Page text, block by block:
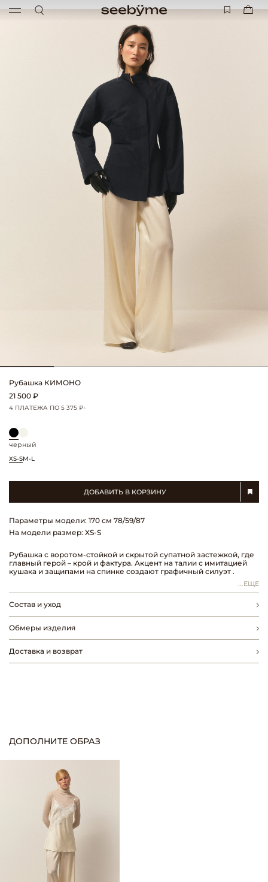
Рубашка КИМОНО
21 500 ₽
4 ПЛАТЕЖА ПО 5 375 ₽
ДОБАВИТЬ В КОРЗИНУ
Параметры модели: 170 см 78/59/87
На модели размер: XS-S
Рубашка с воротом-стойкой и скрытой супатной застежкой, где
главный герой – крой и фактура. Акцент на талии с имитацией
кушака и защипами на спинке создают графичный силуэт .
Эта обработка придает материалу мягкость и фактурную
помятость. Изделие не требует идеальной утюжки и прекрасно
держит форму, напоминая о том, что истинная красота – в
несовершенстве.
...ЕЩЕ
черный
XS-SM-L
Состав и уход
Обмеры изделия
Доставка и возврат
ДОПОЛНИТЕ ОБРАЗ